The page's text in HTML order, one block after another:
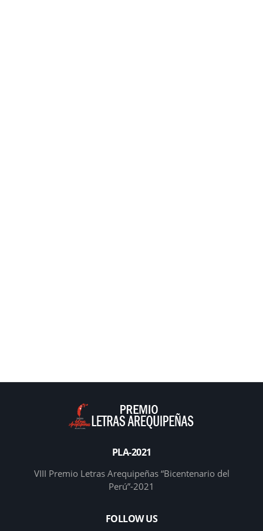
PLA-2021
VIII Premio Letras Arequipeñas “Bicentenario del
Perú”-2021
FOLLOW US